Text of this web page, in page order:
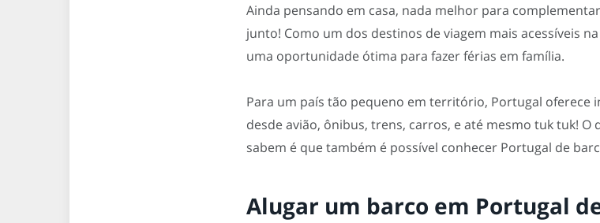
Ainda pensando em casa, nada melhor para
junto! Como um dos destinos de viagem mais acessíveis
uma oportunidade ótima para fazer férias em família.
Para um país tão pequeno em território, Portugal oferece
desde avião, ônibus, trens, carros, e até mesmo tuk tuk! O
sabem é que também é possível conhecer Portugal de
Alugar um barco em Portugal